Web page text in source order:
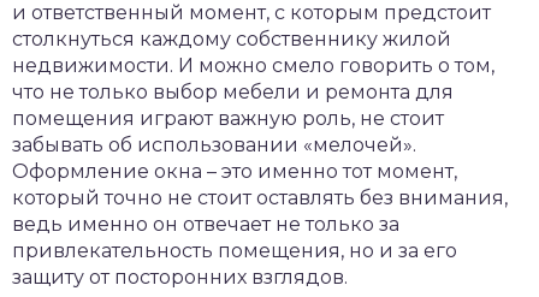
и ответственный момент, с которым предстоит
столкнуться каждому собственнику жилой
недвижимости. И можно смело говорить о том,
что не только выбор мебели и ремонта для
помещения играют важную роль, не стоит
забывать об использовании «мелочей».
Оформление окна – это именно тот момент,
который точно не стоит оставлять без внимания,
ведь именно он отвечает не только за
привлекательность помещения, но и за его
защиту от посторонних взглядов.